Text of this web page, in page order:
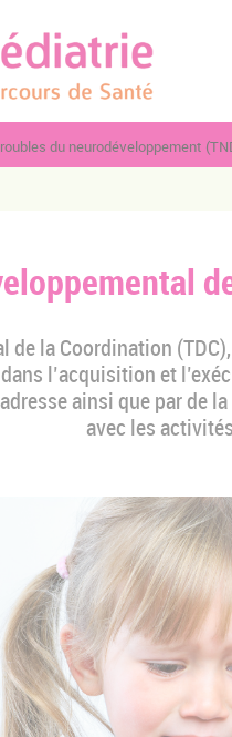
du neurodéveloppement
de la Coordination
l’acquisition et
ainsi que par de
avec les